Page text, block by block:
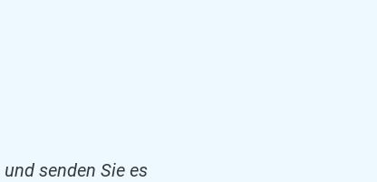
senden Sie es